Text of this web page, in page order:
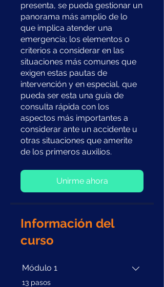
presenta, se pueda gestionar un
panorama más amplio de lo
que implica atender una
emergencia; los elementos o
criterios a considerar en las
situaciones más comunes que
exigen estas pautas de
intervención y en especial, que
pueda ser esta una guía de
consulta rápida con los
aspectos más importantes a
considerar ante un accidente u
otras situaciones que amerite
de los primeros auxilios.
Unirme ahora
Información del
curso
Módulo 1
.13 pasos